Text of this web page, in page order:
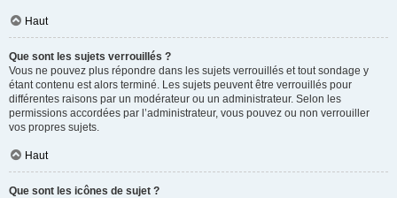
Haut
Que sont les sujets verrouillés ?
Vous ne pouvez plus répondre dans les sujets verrouillés et tout sondage y
étant contenu est alors terminé. Les sujets peuvent être verrouillés pour
différentes raisons par un modérateur ou un administrateur. Selon les
permissions accordées par l’administrateur, vous pouvez ou non verrouiller
vos propres sujets.
Haut
Que sont les icônes de sujet ?